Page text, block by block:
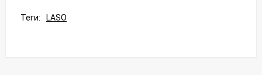
Теги: LASO